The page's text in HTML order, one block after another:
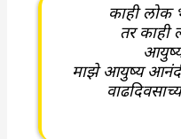
काही लोक
तर काही
माझे आयुष्य आनंदी